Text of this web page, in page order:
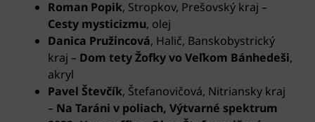
Roman Popik, Stropkov, Prešovský kraj –
Cesty mysticizmu, olej
Danica Pružincová, Halič, Banskobystrický
kraj – Dom tety Žofky vo Veľkom Bánhedeši,
akryl
Pavel Števčík, Štefanovičová, Nitriansky kraj
– Na Taráni v poliach, Výtvarné spektrum